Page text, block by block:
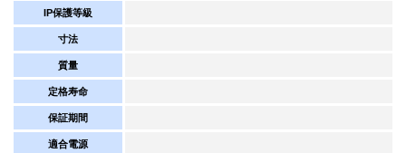
IP保護等級
寸法
質量
定格寿命
保証期間
適合電源